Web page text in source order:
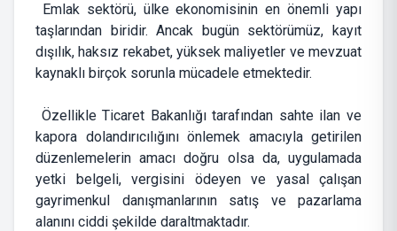
Emlak sektörü, ülke ekonomisinin en önemli yapı
taşlarından biridir. Ancak bugün sektörümüz, kayıt
dışılık, haksız rekabet, yüksek maliyetler ve mevzuat
kaynaklı birçok sorunla mücadele etmektedir.
Özellikle Ticaret Bakanlığı tarafından sahte ilan ve
kapora dolandırıcılığını önlemek amacıyla getirilen
düzenlemelerin amacı doğru olsa da, uygulamada
yetki belgeli, vergisini ödeyen ve yasal çalışan
gayrimenkul danışmanlarının satış ve pazarlama
alanını ciddi şekilde daraltmaktadır.